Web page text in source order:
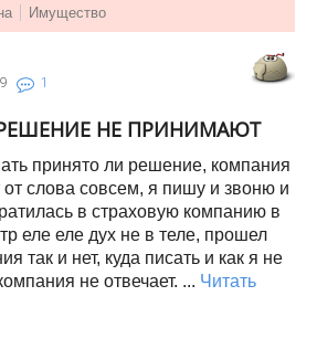
Имущество
1
НЕ ПРИНИМАЮТ
принято ли решение, компания
от слова совсем, я пишу и звоню и
в страховую компанию в
еле еле дух не в теле, прошел
так и нет, куда писать и как я не
не отвечает. ... Читать